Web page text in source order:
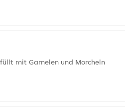
mit Garnelen und Morcheln